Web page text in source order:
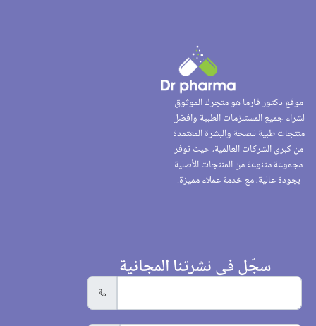
موقع دكتور فارما هو متجرك الموثوق
لشراء جميع المستلزمات الطبية وافضل
منتجات طبية للصحة والبشرة المعتمدة
من كبرى الشركات العالمية، حيث نوفر
مجموعة متنوعة من المنتجات الأصلية
بجودة عالية، مع خدمة عملاء مميزة.
سجّل في نشرتنا المجانية